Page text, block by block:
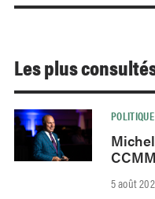
Les plus
POLITIQUE
5 août